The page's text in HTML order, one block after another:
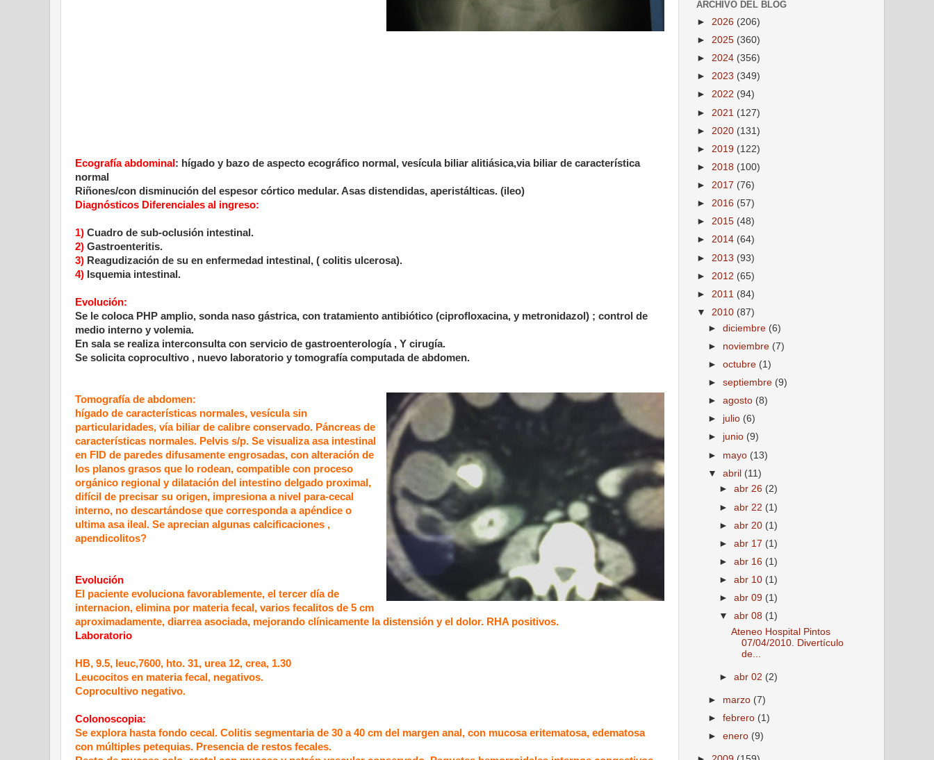
Ecografía abdominal : hígado y bazo de aspecto ecográfico normal, vesícula biliar alitiásica,via biliar de característica
normal
Riñones/con disminución del espesor córtico medular. Asas distendidas, aperistálticas. (ileo)
Diagnósticos Diferenciales al ingreso:
1) Cuadro de sub-oclusión intestinal.
2) Gastroenteritis.
3) Reagudización de su en enfermedad intestinal, ( colitis ulcerosa).
4) Isquemia intestinal.
Evolución:
Se le coloca PHP amplio, sonda naso gástrica, con tratamiento antibiótico (ciprofloxacina, y metronidazol) ; control de
medio interno y volemia.
En sala se realiza interconsulta con servicio de gastroenterología , Y cirugía.
Se solicita coprocultivo , nuevo laboratorio y tomografía computada de abdomen.
Tomografía de abdomen:
hígado de características normales, vesícula sin
particularidades, vía biliar de calibre conservado. Páncreas de
características normales. Pelvis s/p. Se visualiza asa intestinal
en FID de paredes difusamente engrosadas, con alteración de
los planos grasos que lo rodean, compatible con proceso
orgánico regional y dilatación del intestino delgado proximal,
difícil de precisar su origen, impresiona a nivel para-cecal
interno, no descartándose que corresponda a apéndice o
ultima asa ileal. Se aprecian algunas calcificaciones ,
apendicolitos?
Evolución
El paciente evoluciona favorablemente, el tercer día de
internacion, elimina por materia fecal, varios fecalitos de 5 cm
aproximadamente, diarrea asociada, mejorando clínicamente la distensión y el dolor. RHA positivos.
Laboratorio
HB, 9.5, leuc,7600, hto. 31, urea 12, crea, 1.30
Leucocitos en materia fecal, negativos.
Coprocultivo negativo.
Colonoscopia:
Se explora hasta fondo cecal. Colitis segmentaria de 30 a 40 cm del margen anal, con mucosa eritematosa, edematosa
con múltiples petequias. Presencia de restos fecales.
ARCHIVO DEL BLOG
► 2026 (206)
► 2025 (360)
► 2024 (356)
► 2023 (349)
► 2022 (94)
► 2021 (127)
► 2020 (131)
► 2019 (122)
► 2018 (100)
► 2017 (76)
► 2016 (57)
► 2015 (48)
► 2014 (64)
► 2013 (93)
► 2012 (65)
► 2011 (84)
▼ 2010 (87)
►diciembre (6)
► noviembre (7)
►octubre (1)
►septiembre (9)
►agosto (8)
► julio (6)
► junio (9)
► mayo (13)
▼abril (11)
►abr 26 (2)
►abr 22 (1)
►abr 20 (1)
►abr 17 (1)
►abr 16 (1)
►abr 10 (1)
►abr 09 (1)
▼abr 08 (1)
Ateneo Hospital Pintos
07/04/2010. Divertículo
de...
►abr 02 (2)
► marzo (7)
►febrero (1)
►enero (9)